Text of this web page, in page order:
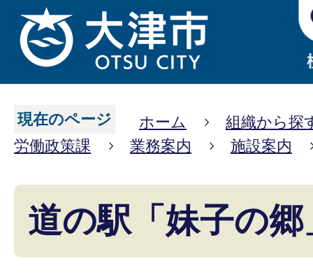
現在のページ ホーム
組織から探
労働政策課
業務案内 施設案内
道の駅「妹子の郷